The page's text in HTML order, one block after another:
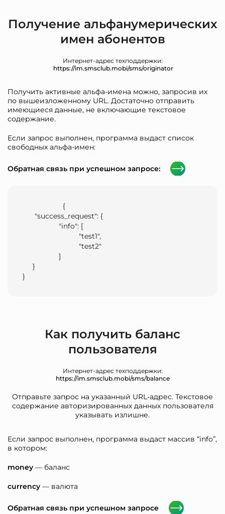
Получение альфанумерических
имен абонентов
Интернет-адрес техподдержки:
https://im.smsclub.mobi/sms/originator
Получить активные альфа-имена можно, запросив их
по вышеизложенному URL. Достаточно отправить
имеющиеся данные, не включающие текстовое
содержание.
Если запрос выполнен, программа выдаст список
свободных альфа-имен:
Обратная связь при успешном запросе:
                    {
      "success_request": {
                  "info": [
                            "test1",
                            "test2"
                  ]
     }
}
Как получить баланс
пользователя
Интернет-адрес техподдержки:
https://im.smsclub.mobi/sms/balance
Отправьте запрос на указанный URL-адрес. Текстовое
содержание авторизированных данных пользователя
указывать излишне.
Если запрос выполнен, программа выдаст массив “info”,
в котором:
money — баланс
currency — валюта
Обратная связь при успешном запросе